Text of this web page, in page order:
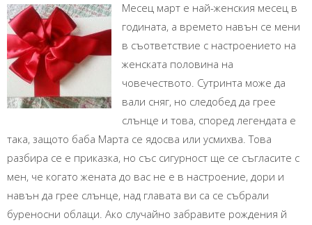
Месец март е най-женския месец в
годината, а времето навън се мени
в съответствие с настроението на
женската половина на
човечеството. Сутринта може да
вали сняг, но следобед да грее
слънце и това, според легендата е
така, защото баба Марта се ядосва или усмихва. Това
разбира се е приказка, но със сигурност ще се съгласите с
мен, че когато жената до вас не е в настроение, дори и
навън да грее слънце, над главата ви са се събрали
буреносни облаци. Ако случайно забравите рождения й